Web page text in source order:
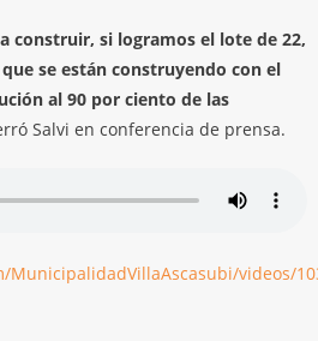
construir, si logramos el lote de 22,
se están construyendo con el
al 90 por ciento de las
Salvi en conferencia de prensa.
videos/